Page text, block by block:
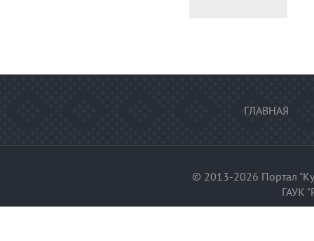
ГЛАВНАЯ
© 2013-2026 Портал
ГАУК